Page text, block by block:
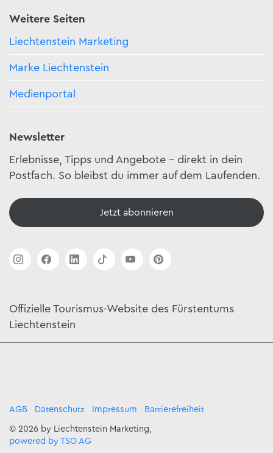
Weitere Seiten
Liechtenstein Marketing
Marke Liechtenstein
Medienportal
Newsletter
Erlebnisse, Tipps und Angebote – direkt in dein
Postfach. So bleibst du immer auf dem Laufenden.
Jetzt abonnieren
Offizielle Tourismus-Website des Fürstentums
Liechtenstein
AGB Datenschutz Impressum Barrierefreiheit
© 2026 by Liechtenstein Marketing,
powered by TSO AG